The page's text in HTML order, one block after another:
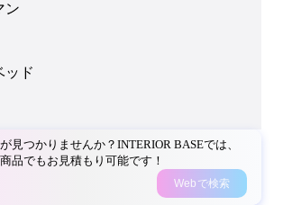
ン
ッド
見つかりませんか？INTERIOR BASEでは、
品でもお見積もり可能です！
Webで検索